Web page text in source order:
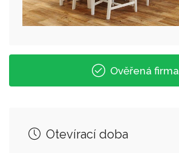
Ověřená firma
Otevírací doba